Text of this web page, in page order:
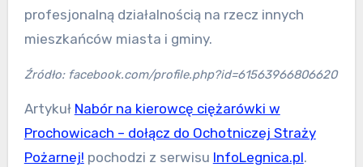
profesjonalną działalnością na rzecz innych
mieszkańców miasta i gminy.
Źródło: facebook.com/profile.php?id=61563966806620
Artykuł Nabór na kierowcę ciężarówki w
Prochowicach – dołącz do Ochotniczej Straży
Pożarnej! pochodzi z serwisu InfoLegnica.pl.